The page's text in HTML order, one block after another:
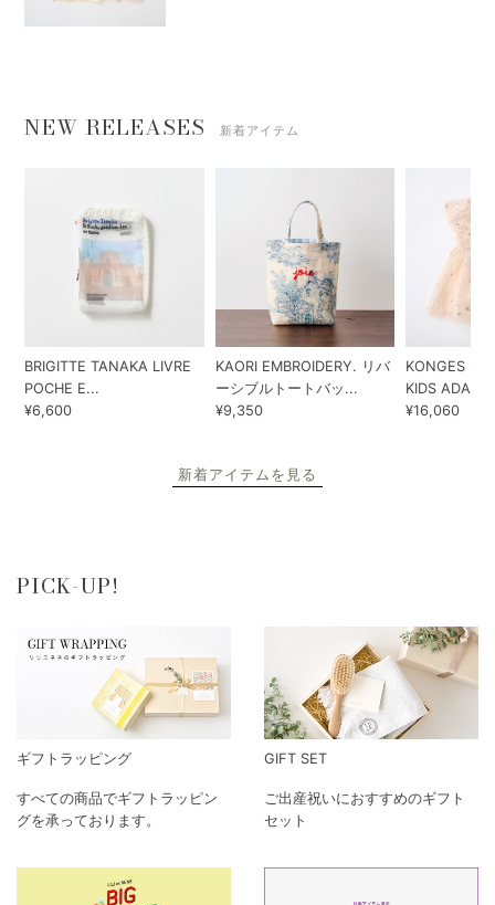
NEW RELEASES 新着アイテム
BRIGITTE TANAKA LIVRE
POCHE E...
¥6,600
KAORI EMBROIDERY. リバ
ーシブルトートバッ...
¥9,350
KONGES
KIDS ADA...
¥16,060
新着アイテムを見る
PICK-UP!
ギフトラッピング
すべての商品でギフトラッピン
グを承っております。
GIFT SET
ご出産祝いにおすすめのギフト
セット